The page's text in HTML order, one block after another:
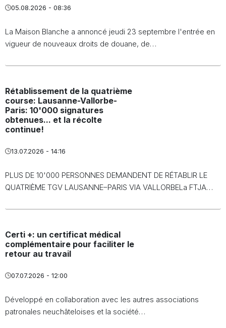
05.08.2026 - 08:36
La Maison Blanche a annoncé jeudi 23 septembre l'entrée en
vigueur de nouveaux droits de douane, de…
Rétablissement de la quatrième
course: Lausanne-Vallorbe-
Paris: 10'000 signatures
obtenues... et la récolte
continue!
13.07.2026 - 14:16
PLUS DE 10'000 PERSONNES DEMANDENT DE RÉTABLIR LE
QUATRIÈME TGV LAUSANNE–PARIS VIA VALLORBELa FTJA…
Certi +: un certificat médical
complémentaire pour faciliter le
retour au travail
07.07.2026 - 12:00
Développé en collaboration avec les autres associations
patronales neuchâteloises et la société…